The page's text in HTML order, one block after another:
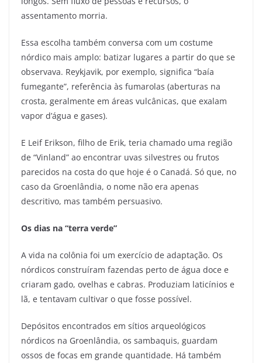
assentamento morria.
Essa escolha também conversa com um costume
nórdico mais amplo: batizar lugares a partir do que se
observava. Reykjavik, por exemplo, significa “baía
fumegante”, referência às fumarolas (aberturas na
crosta, geralmente em áreas vulcânicas, que exalam
vapor d’água e gases).
E Leif Erikson, filho de Erik, teria chamado uma região
de “Vinland” ao encontrar uvas silvestres ou frutos
parecidos na costa do que hoje é o Canadá. Só que, no
caso da Groenlândia, o nome não era apenas
descritivo, mas também persuasivo.
Os dias na “terra verde”
A vida na colônia foi um exercício de adaptação. Os
nórdicos construíram fazendas perto de água doce e
criaram gado, ovelhas e cabras. Produziam laticínios e
lã, e tentavam cultivar o que fosse possível.
Depósitos encontrados em sítios arqueológicos
nórdicos na Groenlândia, os sambaquis, guardam
ossos de focas em grande quantidade. Há também